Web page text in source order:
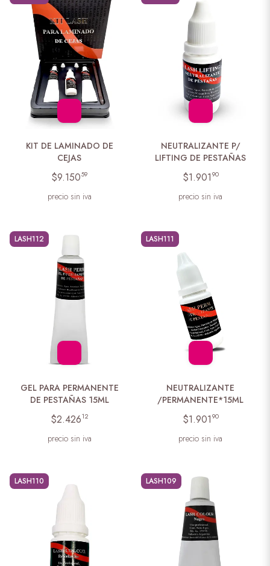
KIT DE LAMINADO DE
CEJAS
$9.15059
precio sin iva
NEUTRALIZANTE P/
LIFTING DE PESTAÑAS
$1.901 90
precio sin iva
LASH112
GEL PARA PERMANENTE
DE PESTAÑAS 15ML
$2.42612
precio sin iva
LASH111
NEUTRALIZANTE
/PERMANENTE*15ML
$1.901 90
precio sin iva
LASH110 LASH109